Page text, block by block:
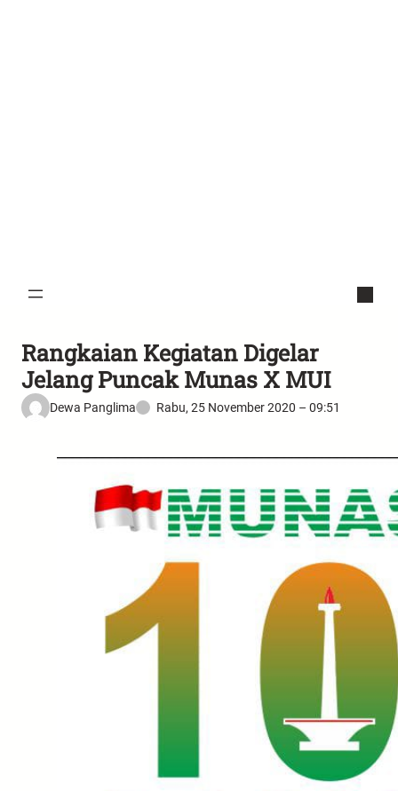
Rangkaian Kegiatan Digelar
Jelang Puncak Munas X MUI
Dewa Panglima Rabu, 25 November 2020 – 09:51